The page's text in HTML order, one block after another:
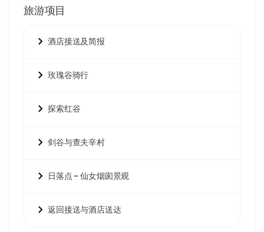
旅游项目
酒店接送及简报
玫瑰谷骑行
探索红谷
剑谷与查夫辛村
日落点 – 仙女烟囱景观
返回接送与酒店送达